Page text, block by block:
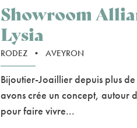
Showroom
Lysia
RODEZ • AVEYRON
Bijoutier-Joaillier depuis plus
avons crée un concept, autour
pour faire vivre...